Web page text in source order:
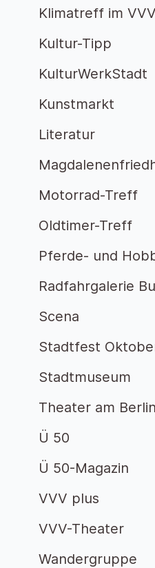
Klimatreff im VVV
Kultur-Tipp
KulturWerkStadt
Kunstmarkt
Literatur
Motorrad-Treff
Oldtimer-Treff
Pferde- und
Radfahrgalerie
Scena
Stadtfest
Stadtmuseum
Theater am
Ü 50
Ü 50-Magazin
VVV plus
VVV-Theater
Wandergruppe